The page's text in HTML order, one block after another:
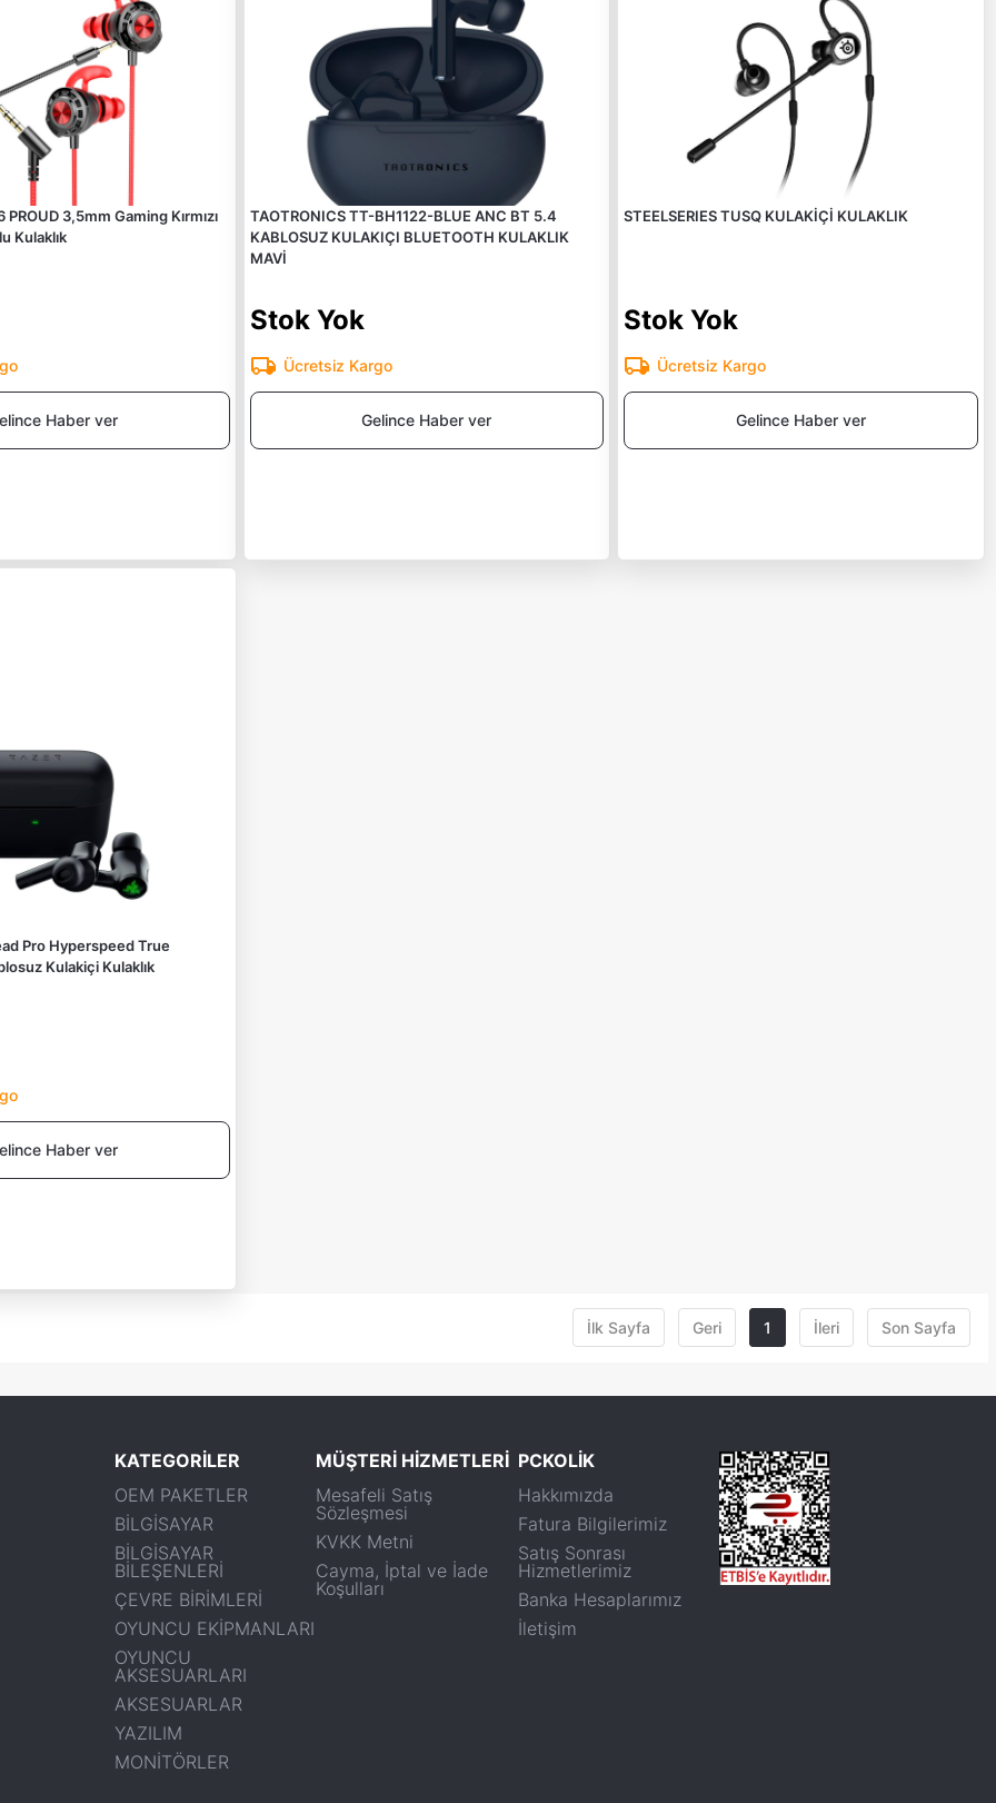
PROUD 3,5mm Gaming Kırmızı
Kulaklık
Haber ver
TAOTRONICS TT-BH1122-BLUE ANC BT 5.4
KABLOSUZ KULAKIÇI BLUETOOTH KULAKLIK
MAVİ
Stok Yok
Ücretsiz Kargo
Gelince Haber ver
STEELSERIES TUSQ KULAKİÇİ KULAKLIK
Stok Yok
Ücretsiz Kargo
Gelince Haber ver
Pro Hyperspeed True
Kulakiçi Kulaklık
Haber ver
İlk Sayfa Geri 1 İleri Son Sayfa
KATEGORİLER
OEM PAKETLER
BİLGİSAYAR
BİLGİSAYAR
BİLEŞENLERİ
ÇEVRE BİRİMLERİ
OYUNCU EKİPMANLARI
OYUNCU
AKSESUARLARI
AKSESUARLAR
YAZILIM
MONİTÖRLER
MÜŞTERİ HİZMETLERİ
Mesafeli Satış
Sözleşmesi
KVKK Metni
Cayma, İptal ve İade
Koşulları
PCKOLİK
Hakkımızda
Fatura Bilgilerimiz
Satış Sonrası
Hizmetlerimiz
Banka Hesaplarımız
İletişim